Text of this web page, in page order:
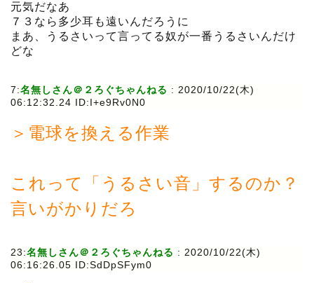
元気だなあ
７３なら多少耳も遠いんだろうに
まあ、うるさいって言ってる奴が一番うるさいんだけ
どな
7:名無しさん＠２ろぐちゃんねる : 2020/10/22(木)
06:12:32.24 ID:I+e9Rv0N0
＞電球を換える作業
これって「うるさい音」するのか？
言いがかりだろ
23:名無しさん＠２ろぐちゃんねる : 2020/10/22(木)
06:16:26.05 ID:SdDpSFym0